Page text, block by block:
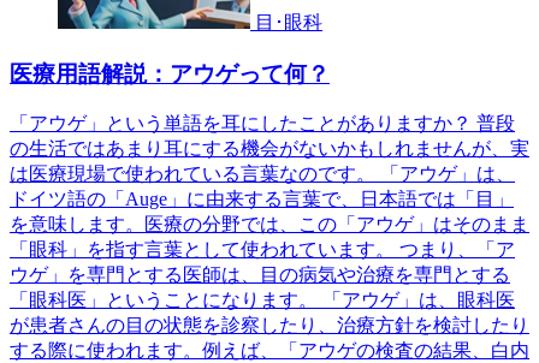
目･眼科
医療用語解説：アウゲって何？
「アウゲ」という単語を耳にしたことがありますか？ 普段
の生活ではあまり耳にする機会がないかもしれませんが、実
は医療現場で使われている言葉なのです。 「アウゲ」は、
ドイツ語の「Auge」に由来する言葉で、日本語では「目」
を意味します。医療の分野では、この「アウゲ」はそのまま
「眼科」を指す言葉として使われています。 つまり、「ア
ウゲ」を専門とする医師は、目の病気や治療を専門とする
「眼科医」ということになります。 「アウゲ」は、眼科医
が患者さんの目の状態を診察したり、治療方針を検討したり
する際に使われます。例えば、「アウゲの検査の結果、白内